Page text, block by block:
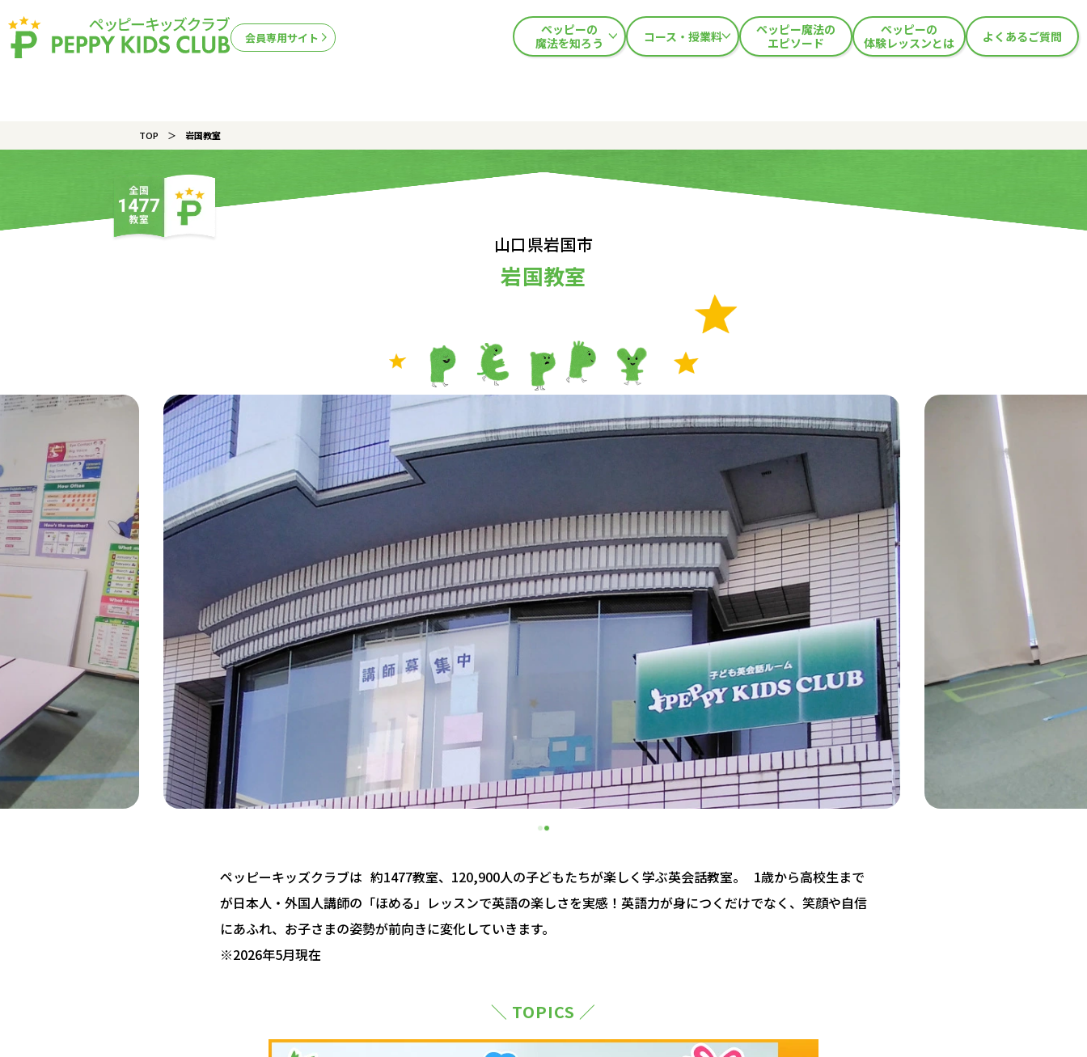
会員専用サイト
ペッピーの
魔法を知ろう
コース・授業料
ペッピー魔法の
エピソード
ペッピーの
体験レッスンとは
よくあるご質問
TOP 岩国教室
山口県岩国市
岩国教室
ペッピーキッズクラブは 約1477教室、120,900人の子どもたちが楽しく学ぶ英会話教室。 1歳から高校生まで
が日本人・外国人講師の「ほめる」レッスンで英語の楽しさを実感！英語力が身につくだけでなく、笑顔や自信
にあふれ、お子さまの姿勢が前向きに変化していきます。
※2026年5月現在
＼ TOPICS ／